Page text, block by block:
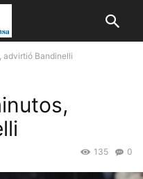
advirtió Bandinelli
0
135